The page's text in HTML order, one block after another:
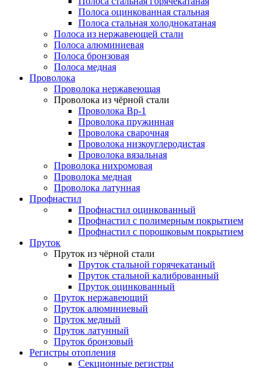
Полоса оцинкованная стальная
Полоса стальная холоднокатаная
Полоса из нержавеющей стали
Полоса алюминиевая
Полоса бронзовая
Полоса медная
Проволока
Проволока нержавеющая
Проволока из чёрной стали
Проволока Вр-1
Проволока пружинная
Проволока сварочная
Проволока низкоуглеродистая
Проволока вязальная
Проволока нихромовая
Проволока медная
Проволока латунная
Профнастил
Профнастил оцинкованный
Профнастил с полимерным покрытием
Профнастил с порошковым покрытием
Пруток
Пруток из чёрной стали
Пруток стальной горячекатаный
Пруток стальной калиброванный
Пруток оцинкованный
Пруток нержавеющий
Пруток алюминиевый
Пруток медный
Пруток латунный
Пруток бронзовый
Регистры отопления
Секционные регистры